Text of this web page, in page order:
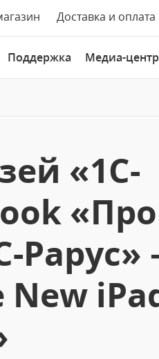
Доставка и оплата
Поддержка Медиа-центр
«1С-